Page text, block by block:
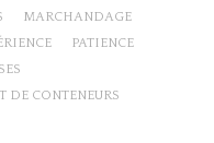
MARCHANDAGE
PATIENCE
DE CONTENEURS